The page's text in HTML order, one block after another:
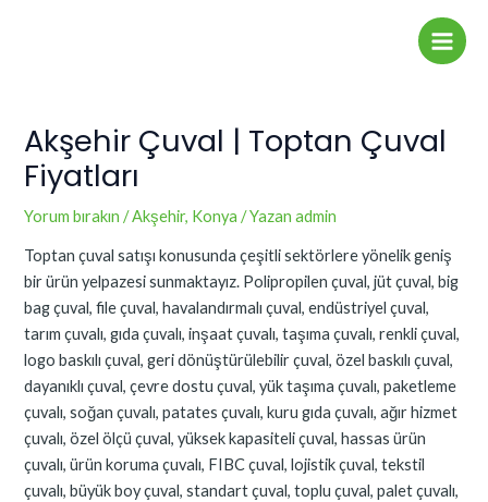
Main
Akşehir Çuval | Toptan Çuval
Fiyatları
Yorum bırakın /Akşehir, Konya / Yazan admin
Toptan çuval satışı konusunda çeşitli sektörlere yönelik geniş
bir ürün yelpazesi sunmaktayız. Polipropilen çuval, jüt çuval, big
bag çuval, file çuval, havalandırmalı çuval, endüstriyel çuval,
tarım çuvalı, gıda çuvalı, inşaat çuvalı, taşıma çuvalı, renkli çuval,
logo baskılı çuval, geri dönüştürülebilir çuval, özel baskılı çuval,
dayanıklı çuval, çevre dostu çuval, yük taşıma çuvalı, paketleme
çuvalı, soğan çuvalı, patates çuvalı, kuru gıda çuvalı, ağır hizmet
çuvalı, özel ölçü çuval, yüksek kapasiteli çuval, hassas ürün
çuvalı, ürün koruma çuvalı, FIBC çuval, lojistik çuval, tekstil
çuvalı, büyük boy çuval, standart çuval, toplu çuval, palet çuvalı,